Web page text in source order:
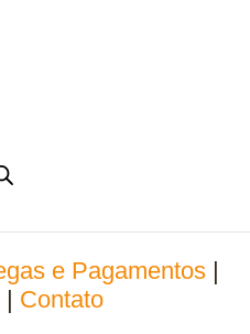
e Pagamentos
Contato